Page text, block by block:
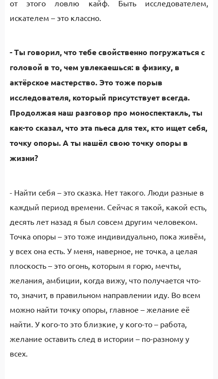
от этого ловлю кайф. Быть исследователем,
искателем – это классно.
- Ты говорил, что тебе свойственно погружаться с
головой в то, чем увлекаешься: в физику, в
актёрское мастерство. Это тоже порыв
исследователя, который присутствует всегда.
Продолжая наш разговор про моноспектакль, ты
как-то сказал, что эта пьеса для тех, кто ищет себя,
точку опоры. А ты нашёл свою точку опоры в
жизни?
- Найти себя – это сказка. Нет такого. Люди разные в
каждый период времени. Сейчас я такой, какой есть,
десять лет назад я был совсем другим человеком.
Точка опоры – это тоже индивидуально, пока живём,
у всех она есть. У меня, наверное, не точка, а целая
плоскость – это огонь, которым я горю, мечты,
желания, амбиции, когда вижу, что получается что-
то, значит, в правильном направлении иду. Во всем
можно найти точку опоры, главное – желание её
найти. У кого-то это близкие, у кого-то – работа,
желание оставить след в истории – по-разному у
всех.